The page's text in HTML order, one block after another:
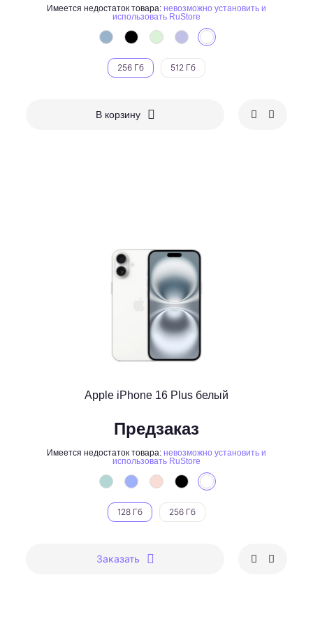
Имеется недостаток товара: невозможно установить и
использовать RuStore
256 Гб 512 Гб
В корзину
Apple iPhone 16 Plus белый
Предзаказ
Имеется недостаток товара: невозможно установить и
использовать RuStore
128 Гб 256 Гб
Заказать